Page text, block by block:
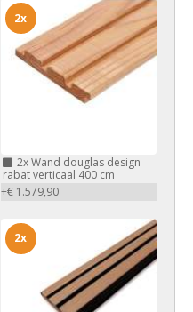
2xWand douglas design
rabat verticaal 400 cm
+€ 1.579,90
2x
2x